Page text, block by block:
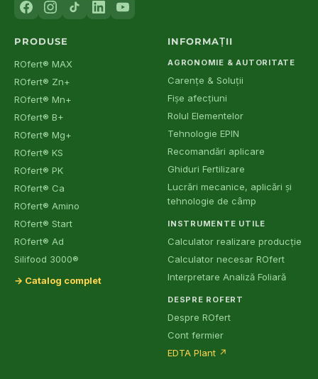
PRODUSE
ROfert® MAX
ROfert® Zn+
ROfert® Mn+
ROfert® B+
ROfert® Mg+
ROfert® KS
ROfert® PK
ROfert® Ca
ROfert® Amino
ROfert® Start
ROfert® Ad
Silifood 3000®
→ Catalog complet
INFORMAȚII
AGRONOMIE & AUTORITATE
Carențe & Soluții
Fișe afecțiuni
Rolul Elementelor
Tehnologie EPIN
Recomandări aplicare
Ghiduri Fertilizare
Lucrări mecanice, aplicări și
tehnologie de câmp
INSTRUMENTE UTILE
Calculator realizare producție
Calculator necesar ROfert
Interpretare Analiză Foliară
DESPRE ROFERT
Despre ROfert
Cont fermier
EDTA Plant ↗